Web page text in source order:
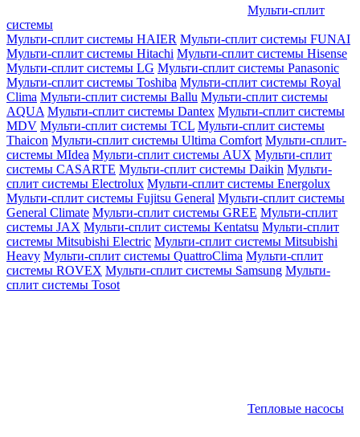
Мульти-сплит
системы
Мульти-сплит системы HAIER Мульти-сплит системы FUNAI
Мульти-сплит системы Hitachi Мульти-сплит системы Hisense
Мульти-сплит системы LG Мульти-сплит системы Panasonic
Мульти-сплит системы Toshiba Мульти-сплит системы Royal
Clima Мульти-сплит системы Ballu Мульти-сплит системы
AQUA Мульти-сплит системы Dantex Мульти-сплит системы
MDV Мульти-сплит системы TCL Мульти-сплит системы
Thaicon Мульти-сплит системы Ultima Comfort Мульти-сплит-
системы MIdea Мульти-сплит системы AUX Мульти-сплит
системы CASARTE Мульти-сплит системы Daikin Мульти-
сплит системы Electrolux Мульти-сплит системы Energolux
Мульти-сплит системы Fujitsu General Мульти-сплит системы
General Climate Мульти-сплит системы GREE Мульти-сплит
системы JAX Мульти-сплит системы Kentatsu Мульти-сплит
системы Mitsubishi Electric Мульти-сплит системы Mitsubishi
Heavy Мульти-сплит системы QuattroClima Мульти-сплит
системы ROVEX Мульти-сплит системы Samsung Мульти-
сплит системы Tosot
Тепловые насосы